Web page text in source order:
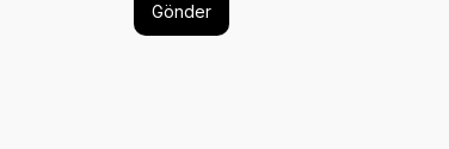
Gönder